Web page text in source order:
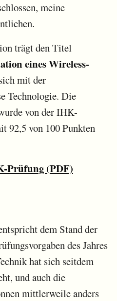
meine
trägt den Titel
eines Wireless-
mit der
Technologie. Die
von der IHK-
92,5 von 100 Punkten
Prüfung (PDF)
dem Stand der
des Jahres
hat sich seitdem
und auch die
mittlerweile anders